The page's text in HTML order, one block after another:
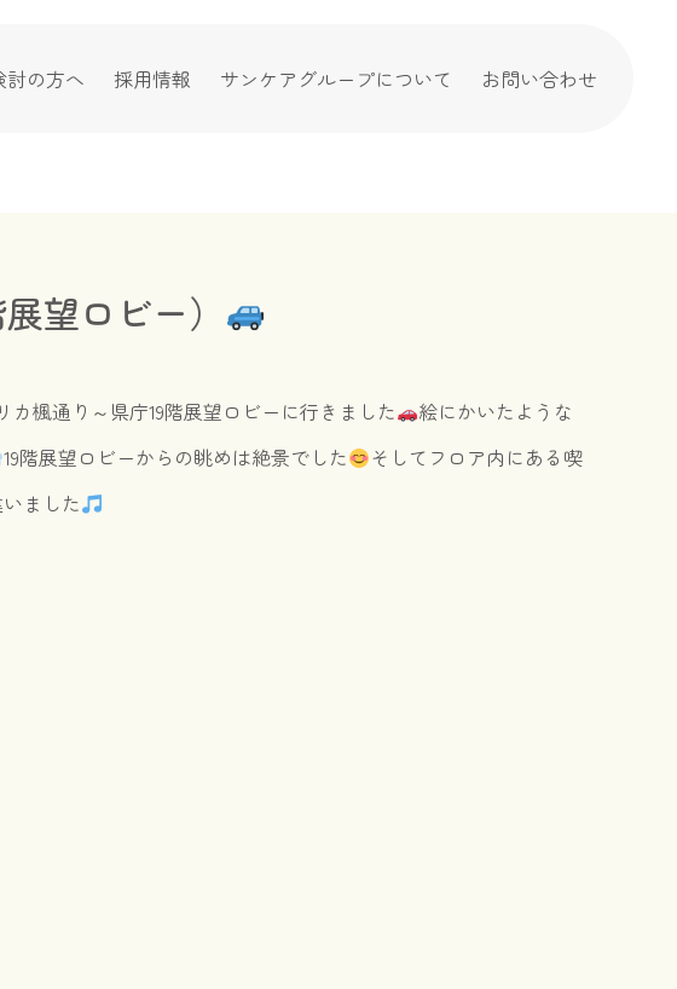
討の方へ 採用情報 サンケアグループについて お問い合わせ
望ロビー）
カ楓通り～県庁19階展望ロビーに行きました
絵にかいたような
19階展望ロビーからの眺めは絶景でした
そしてフロア内にある喫
ました